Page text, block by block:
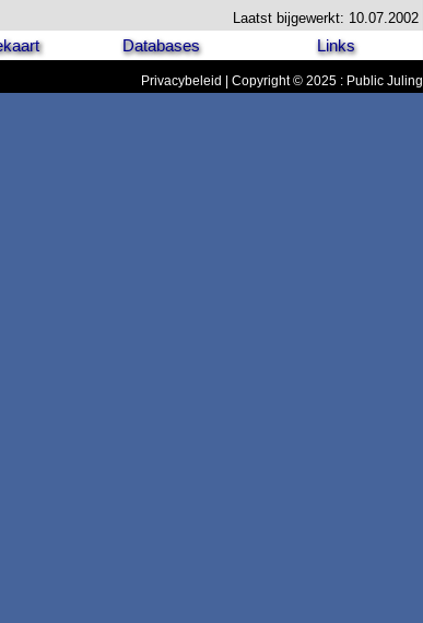
Laatst bijgewerkt: 10.07.2002
Databases Links
Privacybeleid | Copyright © 2025 : Public Juling